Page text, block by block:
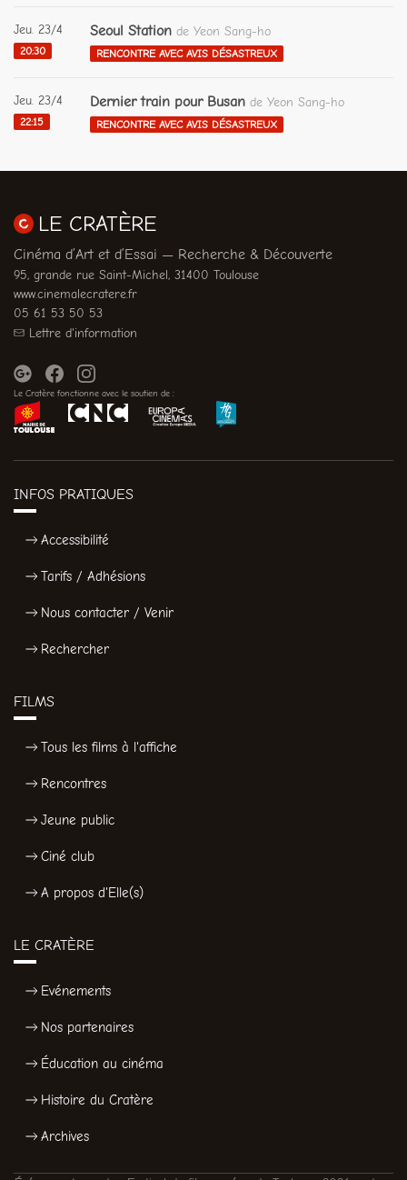
Jeu. 23/4
20:30
Seoul Station de Yeon Sang-ho
RENCONTRE AVEC AVIS DÉSASTREUX
Jeu. 23/4
22:15
Dernier train pour Busan de Yeon Sang-ho
RENCONTRE AVEC AVIS DÉSASTREUX
LE CRATÈRE
Cinéma d’Art et d’Essai — Recherche & Découverte
95, grande rue Saint-Michel, 31400 Toulouse
www.cinemalecratere.fr
05 61 53 50 53
Lettre d'information
Le Cratère fonctionne avec le soutien de :
INFOS PRATIQUES
Accessibilité
Tarifs / Adhésions
Nous contacter / Venir
Rechercher
FILMS
Tous les films à l'affiche
Rencontres
Jeune public
Ciné club
A propos d'Elle(s)
LE CRATÈRE
Evénements
Nos partenaires
Éducation au cinéma
Histoire du Cratère
Archives